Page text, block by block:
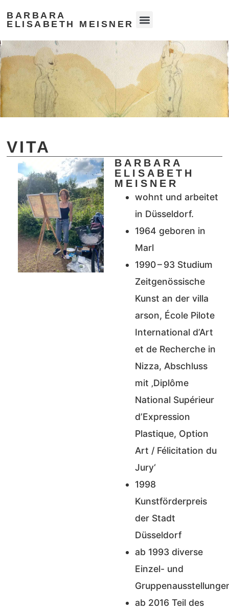
BARBARA
ELISABETH MEISNER
VITA
BARBARA
ELISABETH
MEISNER
wohnt und arbeitet
in Düsseldorf.
1964 geboren in
Marl
1990 – 93 Studium
Zeitgenössische
Kunst an der villa
arson, École Pilote
International d’Art
et de Recherche in
Nizza, Abschluss
mit ‚Diplôme
National Supérieur
d’Expression
Plastique, Option
Art / Félicitation du
Jury‘
1998
Kunstförderpreis
der Stadt
Düsseldorf
ab 1993 diverse
Einzel- und
ab 2016 Teil des